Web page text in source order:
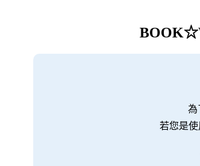
為
若您是使